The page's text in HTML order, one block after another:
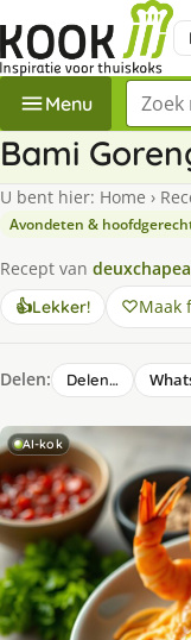
Menu Zoek
Bami
U bent hier: Home ›
Avondeten &
Recept van
👍Lekker! Maak
Delen: Delen…
AI-kok